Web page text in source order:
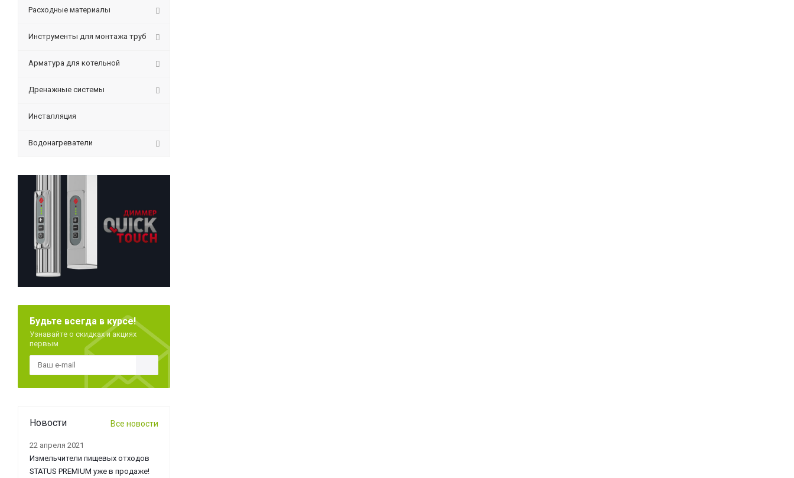
Расходные материалы
Инструменты для монтажа труб
Арматура для котельной
Дренажные системы
Инсталляция
Водонагреватели
Будьте всегда в курсе!
Узнавайте о скидках и акциях
первым
Новости Все новости
22 апреля 2021
Измельчители пищевых отходов
STATUS PREMIUM уже в продаже!